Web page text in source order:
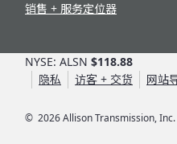
销售 + 服务定位器
© 2026Allison Transmission,
NYSE: ALSN $118.88
隐私
访客 + 交货 网站